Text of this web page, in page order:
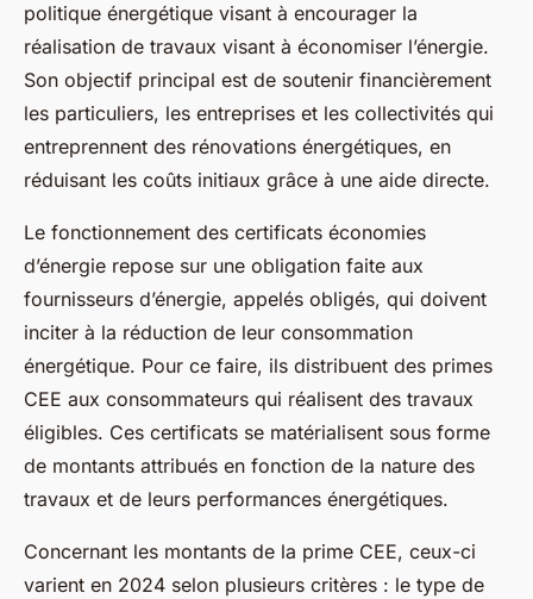
politique énergétique visant à encourager la
réalisation de travaux visant à économiser l’énergie.
Son objectif principal est de soutenir financièrement
les particuliers, les entreprises et les collectivités qui
entreprennent des rénovations énergétiques, en
réduisant les coûts initiaux grâce à une aide directe.
Le fonctionnement des certificats économies
d’énergie repose sur une obligation faite aux
fournisseurs d’énergie, appelés obligés, qui doivent
inciter à la réduction de leur consommation
énergétique. Pour ce faire, ils distribuent des primes
CEE aux consommateurs qui réalisent des travaux
éligibles. Ces certificats se matérialisent sous forme
de montants attribués en fonction de la nature des
travaux et de leurs performances énergétiques.
Concernant les montants de la prime CEE, ceux-ci
varient en 2024 selon plusieurs critères : le type de